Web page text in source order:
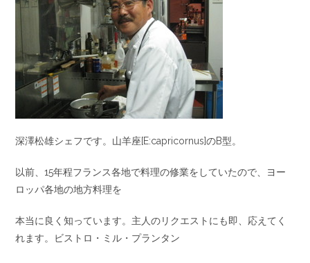
深澤松雄シェフです。山羊座[E:capricornus]のB型。
以前、15年程フランス各地で料理の修業をしていたので、ヨー
ロッパ各地の地方料理を
本当に良く知っています。主人のリクエストにも即、応えてく
れます。ビストロ・ミル・プランタン